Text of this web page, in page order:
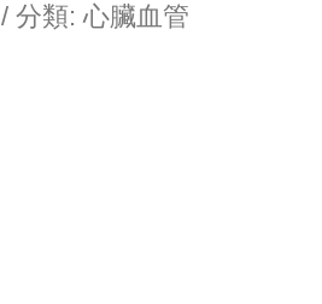
/ 分類: 心臟血管